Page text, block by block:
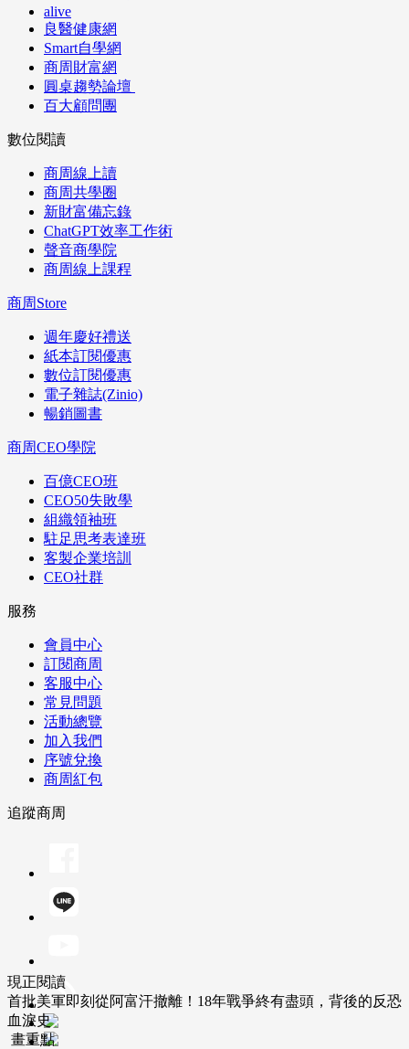
alive
良醫健康網
Smart自學網
商周財富網
圓桌趨勢論壇
百大顧問團
數位閱讀
商周線上讀
商周共學圈
新財富備忘錄
ChatGPT效率工作術
聲音商學院
商周線上課程
商周Store
週年慶好禮送
紙本訂閱優惠
數位訂閱優惠
電子雜誌(Zinio)
暢銷圖書
商周CEO學院
百億CEO班
CEO50失敗學
組織領袖班
駐足思考表達班
客製企業培訓
CEO社群
服務
會員中心
訂閱商周
客服中心
常見問題
活動總覽
加入我們
序號兌換
商周紅包
追蹤商周
現正閱讀
首批美軍即刻從阿富汗撤離！18年戰爭終有盡頭，背後的反恐
血淚史
畫重點